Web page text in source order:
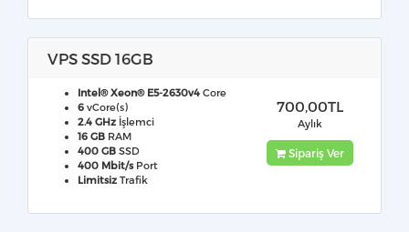
VPS SSD 16GB
Intel® Xeon® E5-2630v4 Core
6 vCore(s)
2.4 GHz İşlemci
16 GB RAM
400 GB SSD
400 Mbit/sPort
Limitsiz Trafik
700,00TL
Aylık
Sipariş Ver